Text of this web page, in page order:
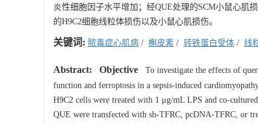
炎性细胞因子水平增加；经QUE处理的SCM小鼠心肌
的H9C2细胞线粒体损伤以及小鼠心肌损伤。
关键词: 脓毒症心肌病 / 槲皮素 / 转铁蛋白受体 / 线
Abstract: Objective To investigate the effects of
function and ferroptosis in a sepsis-induced
H9C2 cells were treated with 1 μg/mL LPS and co-
QUE were transfected with sh-TFRC, pcDNA-TFRC, or